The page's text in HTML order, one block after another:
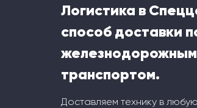
Логистика в
способ доставки
транспортом.
Доставляем технику в